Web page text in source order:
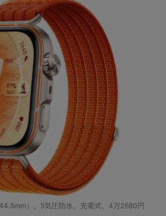
）。5気圧防水。充電式。4万2680円